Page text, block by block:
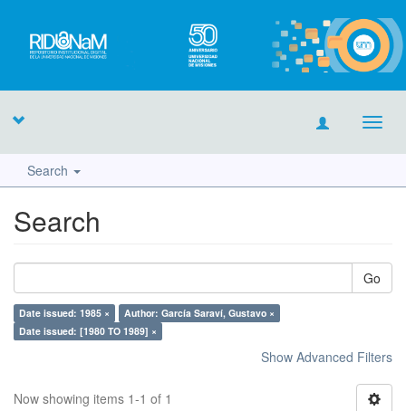
Search
Search
Go
Date issued: 1985 ×
Author: García Saraví, Gustavo ×
Date issued: [1980 TO 1989] ×
Show Advanced Filters
Now showing items 1-1 of 1